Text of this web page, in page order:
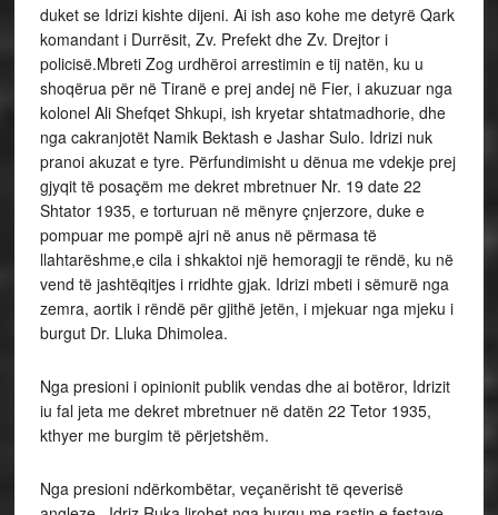
duket se Idrizi kishte dijeni. Ai ish aso kohe me detyrë Qark
komandant i Durrësit, Zv. Prefekt dhe Zv. Drejtor i
policisë.Mbreti Zog urdhëroi arrestimin e tij natën, ku u
shoqërua për në Tiranë e prej andej në Fier, i akuzuar nga
kolonel Ali Shefqet Shkupi, ish kryetar shtatmadhorie, dhe
nga cakranjotët Namik Bektash e Jashar Sulo. Idrizi nuk
pranoi akuzat e tyre. Përfundimisht u dënua me vdekje prej
gjyqit të posaçëm me dekret mbretnuer Nr. 19 date 22
Shtator 1935, e torturuan në mënyre çnjerzore, duke e
pompuar me pompë ajri në anus në përmasa të
llahtarëshme,e cila i shkaktoi një hemoragji te rëndë, ku në
vend të jashtëqitjes i rridhte gjak. Idrizi mbeti i sëmurë nga
zemra, aortik i rëndë për gjithë jetën, i mjekuar nga mjeku i
burgut Dr. Lluka Dhimolea.
Nga presioni i opinionit publik vendas dhe ai botëror, Idrizit
iu fal jeta me dekret mbretnuer në datën 22 Tetor 1935,
kthyer me burgim të përjetshëm.
Nga presioni ndërkombëtar, veçanërisht të qeverisë